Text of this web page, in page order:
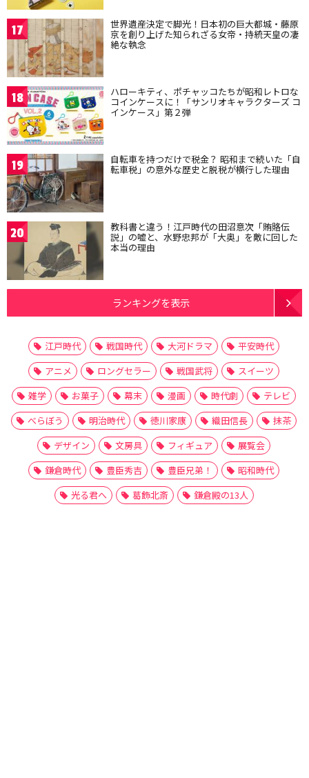
17 世界遺産決定で脚光！日本初の巨大都城・藤原
京を創り上げた知られざる女帝・持統天皇の凄
絶な執念
18 ハローキティ、ポチャッコたちが昭和レトロな
コインケースに！「サンリオキャラクターズ コ
インケース」第２弾
19 自転車を持つだけで税金？ 昭和まで続いた「自
転車税」の意外な歴史と脱税が横行した理由
20 教科書と違う！江戸時代の田沼意次「賄賂伝
説」の嘘と、水野忠邦が「大奥」を敵に回した
本当の理由
ランキングを表示
江戸時代 戦国時代 大河ドラマ
平安時代
アニメ
ロングセラー 戦国武将
スイーツ
雑学
お菓子 幕末 漫画 時代劇
テレビ
べらぼう
明治時代 徳川家康 織田信長
抹茶
デザイン
文房具 フィギュア
展覧会
鎌倉時代
豊臣秀吉 豊臣兄弟！
昭和時代
光る君へ
葛飾北斎 鎌倉殿の13人